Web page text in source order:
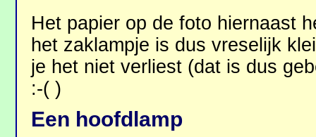
Het papier op de foto hiernaast
het zaklampje is dus vreselijk
je het niet verliest (dat is dus
:-( )
Een hoofdlamp